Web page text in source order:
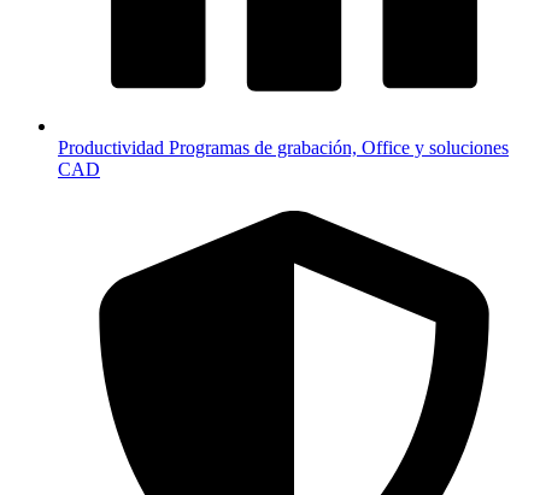
Productividad Programas de grabación, Office y soluciones
CAD